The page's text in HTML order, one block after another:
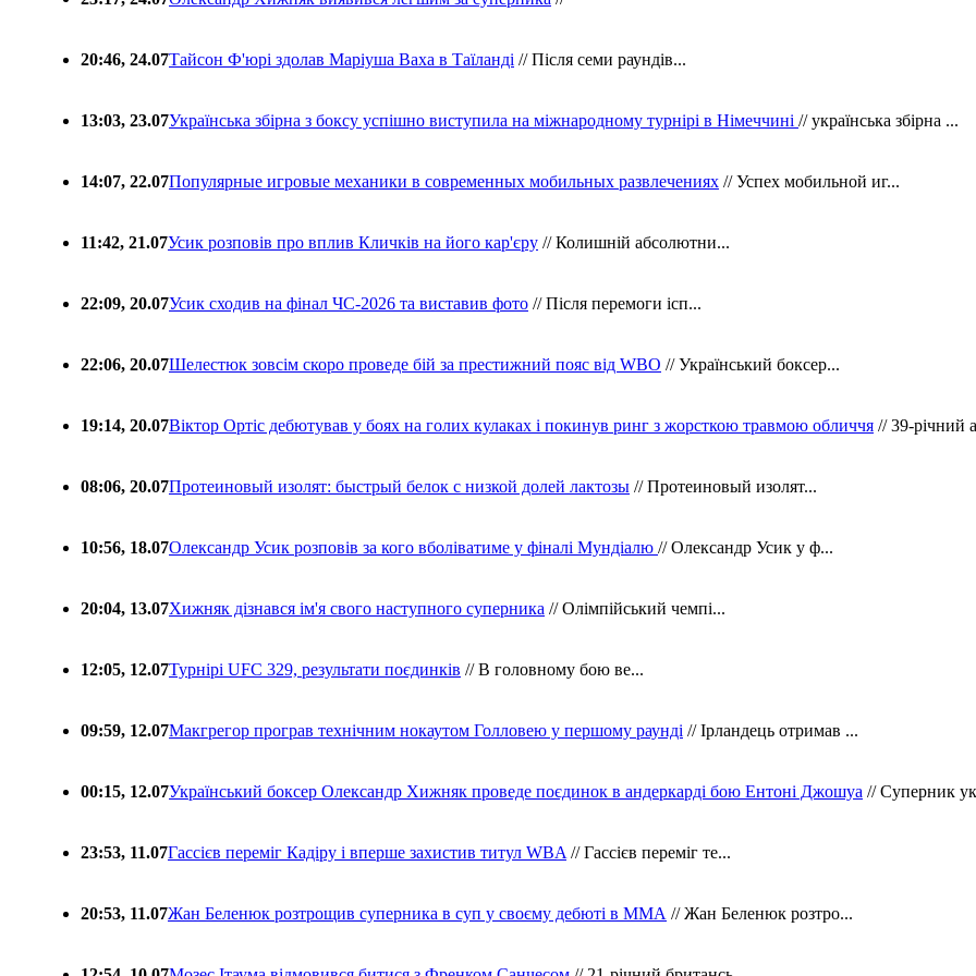
20:46, 24.07Тайсон Ф'юрі здолав Маріуша Ваха в Таїланді // Після семи раундів...
13:03, 23.07Українська збірна з боксу успішно виступила на міжнародному турнірі в Німеччині // українська збірна ...
14:07, 22.07Популярные игровые механики в современных мобильных развлечениях // Успех мобильной иг...
11:42, 21.07Усик розповів про вплив Кличків на його кар'єру // Колишній абсолютни...
22:09, 20.07Усик сходив на фінал ЧС-2026 та виставив фото // Після перемоги ісп...
22:06, 20.07Шелестюк зовсім скоро проведе бій за престижний пояс від WBO // Український боксер...
19:14, 20.07Віктор Ортіс дебютував у боях на голих кулаках і покинув ринг з жорсткою травмою обличчя // 39-річний
08:06, 20.07Протеиновый изолят: быстрый белок с низкой долей лактозы // Протеиновый изолят...
10:56, 18.07Олександр Усик розповів за кого вболіватиме у фіналі Мундіалю // Олександр Усик у ф...
20:04, 13.07Хижняк дізнався ім'я свого наступного суперника // Олімпійський чемпі...
12:05, 12.07Турнірі UFC 329, результати поєдинків // В головному бою ве...
09:59, 12.07Макгрегор програв технічним нокаутом Голловею у першому раунді // Ірландець отримав ...
00:15, 12.07Український боксер Олександр Хижняк проведе поєдинок в андеркарді бою Ентоні Джошуа // Суперник
23:53, 11.07Гассієв переміг Кадіру і вперше захистив титул WBA // Гассієв переміг те...
20:53, 11.07Жан Беленюк розтрощив суперника в суп у своєму дебюті в ММА // Жан Беленюк розтро...